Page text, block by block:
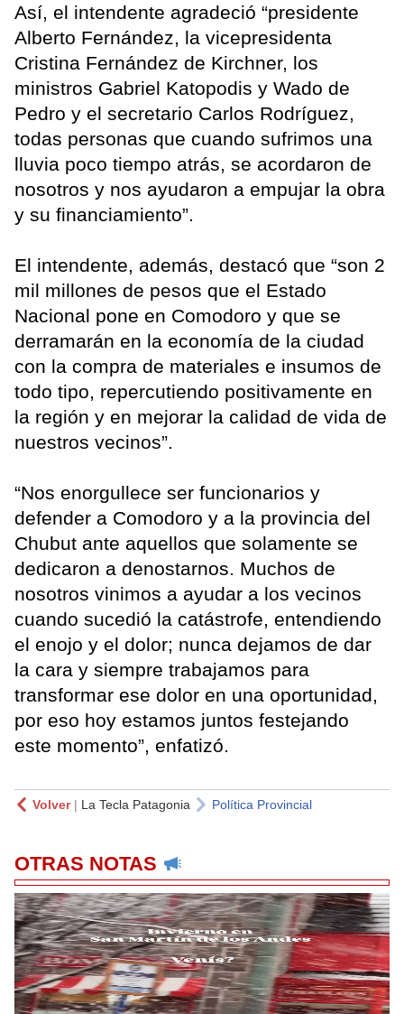
Así, el intendente agradeció “presidente
Alberto Fernández, la vicepresidenta
Cristina Fernández de Kirchner, los
ministros Gabriel Katopodis y Wado de
Pedro y el secretario Carlos Rodríguez,
todas personas que cuando sufrimos una
lluvia poco tiempo atrás, se acordaron de
nosotros y nos ayudaron a empujar la obra
y su financiamiento”.
El intendente, además, destacó que “son 2
mil millones de pesos que el Estado
Nacional pone en Comodoro y que se
derramarán en la economía de la ciudad
con la compra de materiales e insumos de
todo tipo, repercutiendo positivamente en
la región y en mejorar la calidad de vida de
nuestros vecinos”.
“Nos enorgullece ser funcionarios y
defender a Comodoro y a la provincia del
Chubut ante aquellos que solamente se
dedicaron a denostarnos. Muchos de
nosotros vinimos a ayudar a los vecinos
cuando sucedió la catástrofe, entendiendo
el enojo y el dolor; nunca dejamos de dar
la cara y siempre trabajamos para
transformar ese dolor en una oportunidad,
por eso hoy estamos juntos festejando
este momento”, enfatizó.
Volver| La Tecla Patagonia Política Provincial
OTRAS NOTAS